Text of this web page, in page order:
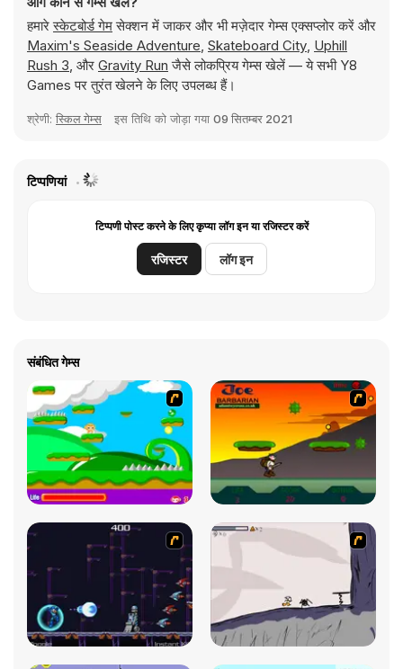
हमारेस्केटबोर्ड गेमसेक्शन में जाकर और भी मज़ेदार गेम्स एक्सप्लोर करें और
Maxim's Seaside Adventure, Skateboard City, Uphill
Rush 3, और Gravity Run जैसे लोकप्रिय गेम्स खेलें — ये सभी Y8
Games पर तुरंत खेलने के लिए उपलब्ध हैं।
श्रेणी: स्किल गेम्स इस तिथि को जोड़ा गया 09 सितम्बर 2021
टिप्पणियां
टिप्पणी पोस्ट करने के लिए कृप्या लॉग इन या रजिस्टर करें
रजिस्टर लॉग इन
संबंधित गेम्स